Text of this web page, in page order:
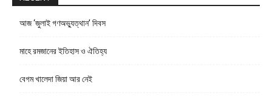
আজ ‘জুলাই গণঅভ্যুত্থান’ দিবস
মাহে রমজানের ইতিহাস ও ঐতিহ্য
বেগম খালেদা জিয়া আর নেই